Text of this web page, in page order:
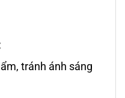
tránh ánh sáng